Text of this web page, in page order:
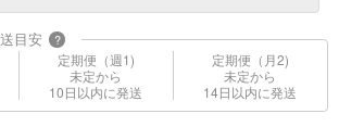
目安 ?
定期便（週1)
未定から
10日以内に発送
定期便（月2)
未定から
14日以内に発送